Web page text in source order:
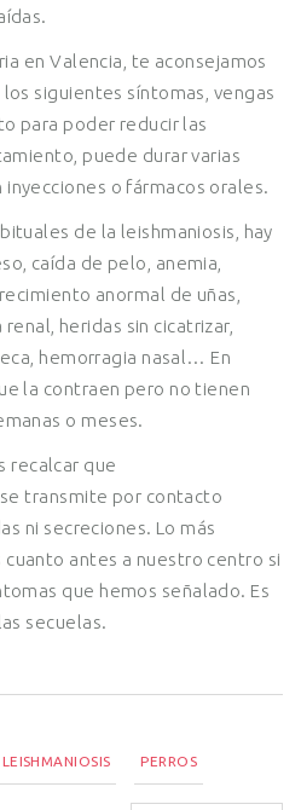
en Valencia, te aconsejamos
siguientes síntomas, vengas
para poder reducir las
puede durar varias
inyecciones o fármacos orales.
de la leishmaniosis, hay
caída de pelo, anemia,
anormal de uñas,
heridas sin cicatrizar,
hemorragia nasal… En
la contraen pero no tienen
o meses.
recalcar que
transmite por contacto
ni secreciones. Lo más
antes a nuestro centro si
que hemos señalado. Es
secuelas.
LEISHMANIOSIS PERROS